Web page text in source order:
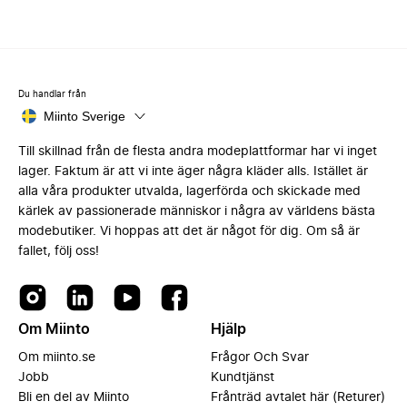
Du handlar från
Miinto Sverige
Till skillnad från de flesta andra modeplattformar har vi inget
lager. Faktum är att vi inte äger några kläder alls. Istället är
alla våra produkter utvalda, lagerförda och skickade med
kärlek av passionerade människor i några av världens bästa
modebutiker. Vi hoppas att det är något för dig. Om så är
fallet, följ oss!
Om Miinto
Om miinto.se
Jobb
Bli en del av Miinto
Hjälp
Frågor Och Svar
Kundtjänst
Frånträd avtalet här (Returer)